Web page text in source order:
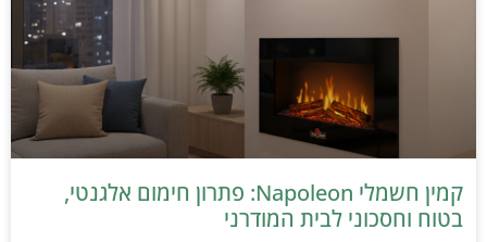
קמין חשמלי Napoleon: פתרון חימום אלגנטי,
בטוח וחסכוני לבית המודרני